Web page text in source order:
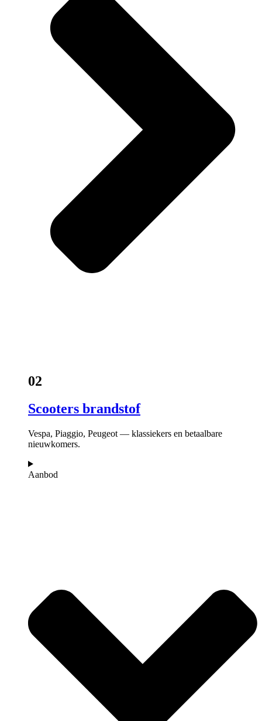
02
Scooters brandstof
Vespa, Piaggio, Peugeot — klassiekers en betaalbare
nieuwkomers.
Aanbod